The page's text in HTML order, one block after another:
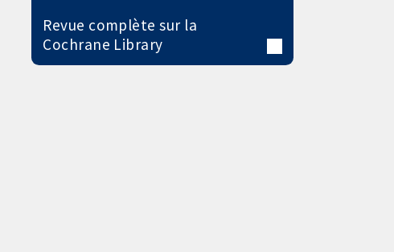
Revue complète sur la
Cochrane Library